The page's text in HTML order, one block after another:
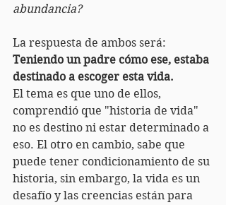
abundancia?
La respuesta de ambos será:
Teniendo un padre cómo ese, estaba
destinado a escoger esta vida.
El tema es que uno de ellos,
comprendió que "historia de vida"
no es destino ni estar determinado a
eso. El otro en cambio, sabe que
puede tener condicionamiento de su
historia, sin embargo, la vida es un
desafío y las creencias están para